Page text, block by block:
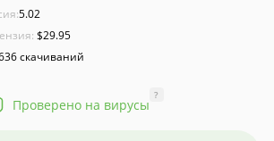
5.02
$29.95
скачиваний
Проверено на вирусы
?